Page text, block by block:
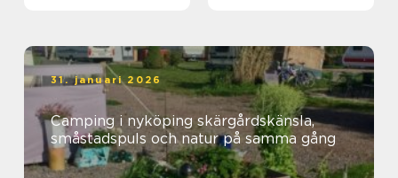
31. januari 2026
Camping i nyköping skärgårdskänsla,
småstadspuls och natur på samma gång